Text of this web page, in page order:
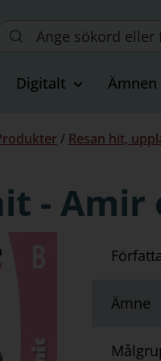
Sök
webbplatsen::
Digitalt Ämnen
/ Resan hit,
- Amir
Ämne